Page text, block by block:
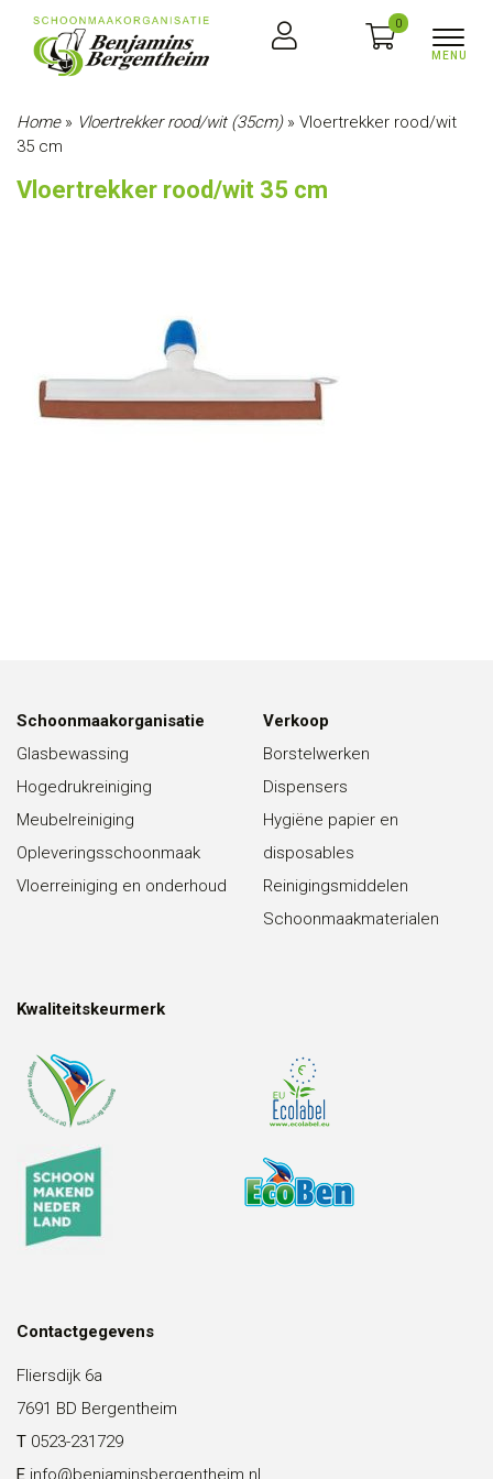
0
Home» Vloertrekker rood/wit (35cm)» Vloertrekker rood/wit
35 cm
Vloertrekker rood/wit 35 cm
Schoonmaakorganisatie
Glasbewassing
Hogedrukreiniging
Meubelreiniging
Opleveringsschoonmaak
Vloerreiniging en onderhoud
Verkoop
Borstelwerken
Dispensers
Hygiëne papier en
disposables
Reinigingsmiddelen
Schoonmaakmaterialen
Kwaliteitskeurmerk
Contactgegevens
Fliersdijk 6a
7691 BD Bergentheim
T 0523-231729
E info@benjaminsbergentheim.nl